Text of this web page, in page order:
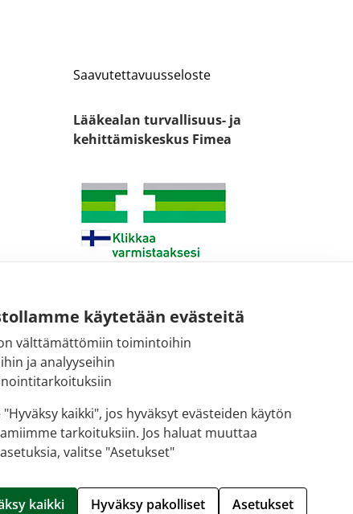
käytetään evästeitä
välttämättömiin toimintoihin
ja analyyseihin
"Hyväksy kaikki", jos hyväksyt evästeiden käytön
tarkoituksiin. Jos haluat muuttaa
valitse "Asetukset"
kaikki Hyväksy pakolliset Asetukset
Saavutettavuusseloste
Lääkealan turvallisuus- ja
kehittämiskeskus Fimea
Sähköpostiosoite:
kirjaamo@fimea.fi
Fimean vaihde:
029 522 3341
Hallitse evästeitä